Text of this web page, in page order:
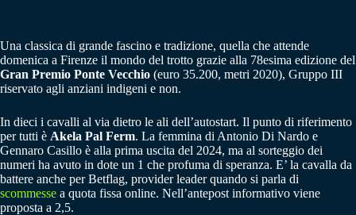
Una classica di grande fascino e tradizione, quella che attende
domenica a Firenze il mondo del trotto grazie alla 78esima edizione del
Gran Premio Ponte Vecchio (euro 35.200, metri 2020), Gruppo III
riservato agli anziani indigeni e non.
In dieci i cavalli al via dietro le ali dell’autostart. Il punto di riferimento
per tutti è Akela Pal Ferm. La femmina di Antonio Di Nardo e
Gennaro Casillo è alla prima uscita del 2024, ma al sorteggio dei
numeri ha avuto in dote un 1 che profuma di speranza. E’ la cavalla da
battere anche per Betflag, provider leader quando si parla di
scommesse a quota fissa online. Nell’antepost informativo viene
proposta a 2,5.